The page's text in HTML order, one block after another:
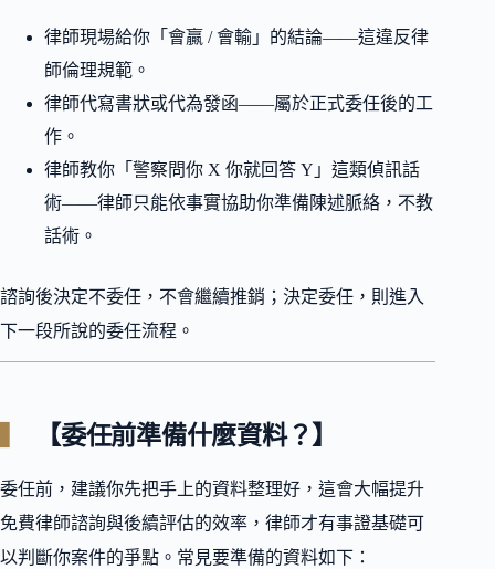
律師現場給你「會贏 / 會輸」的結論——這違反律
師倫理規範。
律師代寫書狀或代為發函——屬於正式委任後的工
作。
律師教你「警察問你 X 你就回答 Y」這類偵訊話
術——律師只能依事實協助你準備陳述脈絡，不教
話術。
諮詢後決定不委任，不會繼續推銷；決定委任，則進入
下一段所說的委任流程。
【委任前準備什麼資料？】
委任前，建議你先把手上的資料整理好，這會大幅提升
免費律師諮詢與後續評估的效率，律師才有事證基礎可
以判斷你案件的爭點。常見要準備的資料如下：